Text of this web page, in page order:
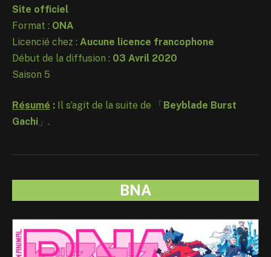
Site officiel
Format : ONA
Licencié chez : Aucune licence francophone
Début de la diffusion : 03 Avril 2020
Saison 5
Résumé : Il s’agit de la suite de 「 Beyblade Burst
Gachi 」.
BNA